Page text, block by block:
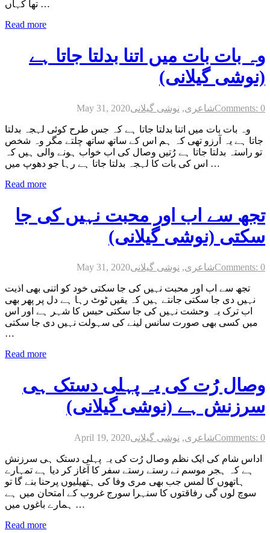
تھا کہاں …
Read more
وہ بات بات میں اتنا بدلتا جاتا ہے
(نوشی گیلانی)
May 31, 2020 شاعری, نوشی گیلانی Comments: 0
وہ بات بات میں اتنا بدلتا جاتا ہے کہ جس طرح کوئی لہجہ بدلتا
جاتا ہے یہ آرزو تھی کہ ہم اس کے ساتھ ساتھ چلتے مگر وہ شخص
تو راستہ بدلتا جاتا ہے رُتیں وصال کی اب خواب ہونے والی ہیں کہ
اس کی بات کا لہجہ بدلتا جاتا ہے رہا جو دھوپ میں …
Read more
تجھ سے اب اور محبت نہیں کی جا
سکتی (نوشی گیلانی)
May 31, 2020 شاعری, نوشی گیلانی Comments: 0
تجھ سے اب اور محبت نہیں کی جا سکتی خود کو اتنی بھی اذیت
نہیں دی جا سکتی جانتے ہیں کہ یقیں ٹوٹ رہا ہے دل پر پھر بھی
اب ترک یہ وحشت نہیں کی جا سکتی حبس کا شہر ہے اور اس
میں کسی بھی صورت سانس لینے کی سہولت نہیں دی جا سکتی
…
Read more
وصال رُت کی یہ پہلی دستک ہی
سرزنش ہے (نوشی گیلانی)
April 19, 2020 شاعری, نوشی گیلانی Comments: 0
اداس شام کی ایک نظم وصال رُت کی یہ پہلی دستک ہی سرزنش
ہے کہ ہجر موسم نے رستے رستے سفر کا آغاز کر دیا ہے تمہارے
ہاتھوں کا لمس جب بھی مری وفا کی ہتھیلیوں پرحنا بنے گا تو
سوچ لوں گی رفاقتوں کا سنہرا سورج غروب کے امتحان میں ہے
ہمارے باغوں میں …
Read more